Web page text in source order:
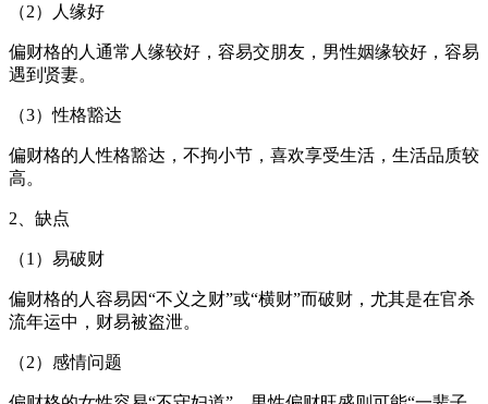
（2）人缘好
偏财格的人通常人缘较好，容易交朋友，男性姻缘较好，容易
遇到贤妻。
（3）性格豁达
偏财格的人性格豁达，不拘小节，喜欢享受生活，生活品质较
高。
2、缺点
（1）易破财
偏财格的人容易因“不义之财”或“横财”而破财，尤其是在官杀
流年运中，财易被盗泄。
（2）感情问题